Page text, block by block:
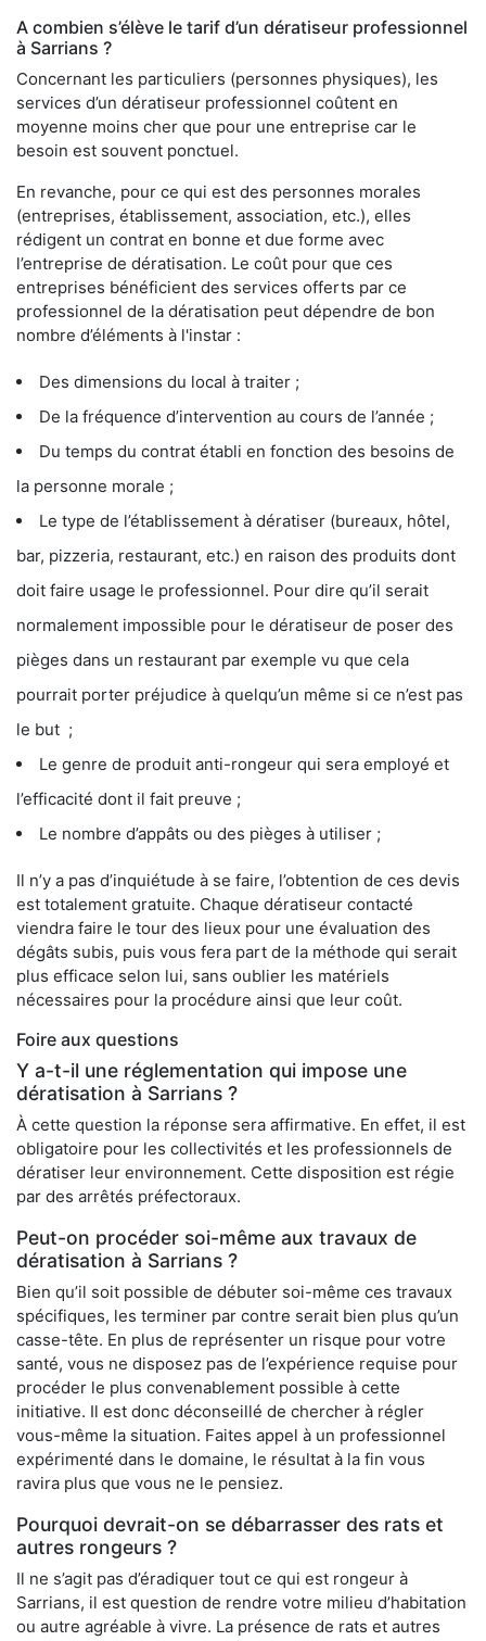
A combien s’élève le tarif d’un dératiseur professionnel
à Sarrians ?
Concernant les particuliers (personnes physiques), les
services d’un dératiseur professionnel coûtent en
moyenne moins cher que pour une entreprise car le
besoin est souvent ponctuel.
En revanche, pour ce qui est des personnes morales
(entreprises, établissement, association, etc.), elles
rédigent un contrat en bonne et due forme avec
l’entreprise de dératisation. Le coût pour que ces
entreprises bénéficient des services offerts par ce
professionnel de la dératisation peut dépendre de bon
nombre d’éléments à l'instar :
Des dimensions du local à traiter ;
De la fréquence d’intervention au cours de l’année ;
Du temps du contrat établi en fonction des besoins de
la personne morale ;
Le type de l’établissement à dératiser (bureaux, hôtel,
bar, pizzeria, restaurant, etc.) en raison des produits dont
doit faire usage le professionnel. Pour dire qu’il serait
normalement impossible pour le dératiseur de poser des
pièges dans un restaurant par exemple vu que cela
pourrait porter préjudice à quelqu’un même si ce n’est pas
le but ;
Le genre de produit anti-rongeur qui sera employé et
l’efficacité dont il fait preuve ;
Le nombre d’appâts ou des pièges à utiliser ;
Il n’y a pas d’inquiétude à se faire, l’obtention de ces devis
est totalement gratuite. Chaque dératiseur contacté
viendra faire le tour des lieux pour une évaluation des
dégâts subis, puis vous fera part de la méthode qui serait
plus efficace selon lui, sans oublier les matériels
nécessaires pour la procédure ainsi que leur coût.
Foire aux questions
Y a-t-il une réglementation qui impose une
dératisation à Sarrians ?
À cette question la réponse sera affirmative. En effet, il est
obligatoire pour les collectivités et les professionnels de
dératiser leur environnement. Cette disposition est régie
par des arrêtés préfectoraux.
Peut-on procéder soi-même aux travaux de
dératisation à Sarrians ?
Bien qu’il soit possible de débuter soi-même ces travaux
spécifiques, les terminer par contre serait bien plus qu’un
casse-tête. En plus de représenter un risque pour votre
santé, vous ne disposez pas de l’expérience requise pour
procéder le plus convenablement possible à cette
initiative. Il est donc déconseillé de chercher à régler
vous-même la situation. Faites appel à un professionnel
expérimenté dans le domaine, le résultat à la fin vous
ravira plus que vous ne le pensiez.
Pourquoi devrait-on se débarrasser des rats et
autres rongeurs ?
Il ne s’agit pas d’éradiquer tout ce qui est rongeur à
Sarrians, il est question de rendre votre milieu d’habitation
ou autre agréable à vivre. La présence de rats et autres